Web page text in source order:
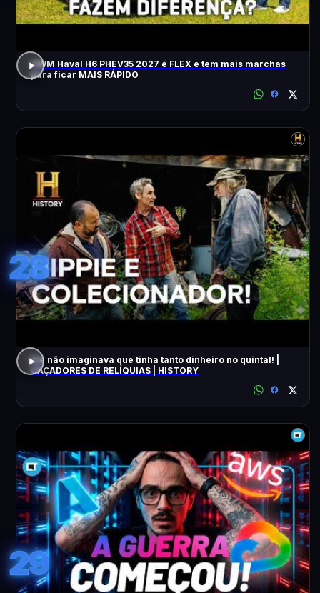
GWM Haval H6 PHEV35 2027 é FLEX e tem mais marchas
para ficar MAIS RÁPIDO
28
Ele não imaginava que tinha tanto dinheiro no quintal! |
CAÇADORES DE RELÍQUIAS | HISTORY
29